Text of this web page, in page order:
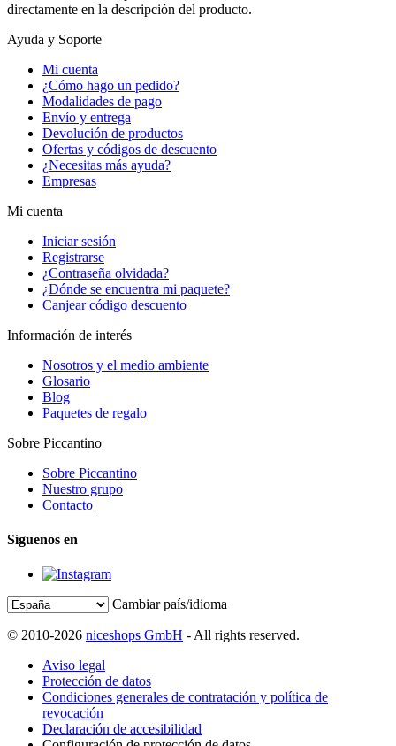
directamente en la descripción del producto.
Ayuda y Soporte
Mi cuenta
¿Cómo hago un pedido?
Modalidades de pago
Envío y entrega
Devolución de productos
Ofertas y códigos de descuento
¿Necesitas más ayuda?
Empresas
Mi cuenta
Iniciar sesión
Registrarse
¿Contraseña olvidada?
¿Dónde se encuentra mi paquete?
Canjear código descuento
Información de interés
Nosotros y el medio ambiente
Glosario
Blog
Paquetes de regalo
Sobre Piccantino
Sobre Piccantino
Nuestro grupo
Contacto
Síguenos en
Cambiar país/idioma
© 2010-2026 niceshops GmbH - All rights reserved.
Aviso legal
Protección de datos
Condiciones generales de contratación y política de
revocación
Declaración de accesibilidad